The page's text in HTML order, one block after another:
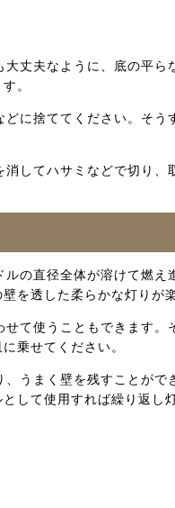
丈夫なように、底の平ら
。
に捨ててください。そう
してハサミなどで切り、
の直径全体が溶けて燃え
を透した柔らかな灯りが
て使うこともできます。
乗せてください。
うまく壁を残すことがで
して使用すれば繰り返し